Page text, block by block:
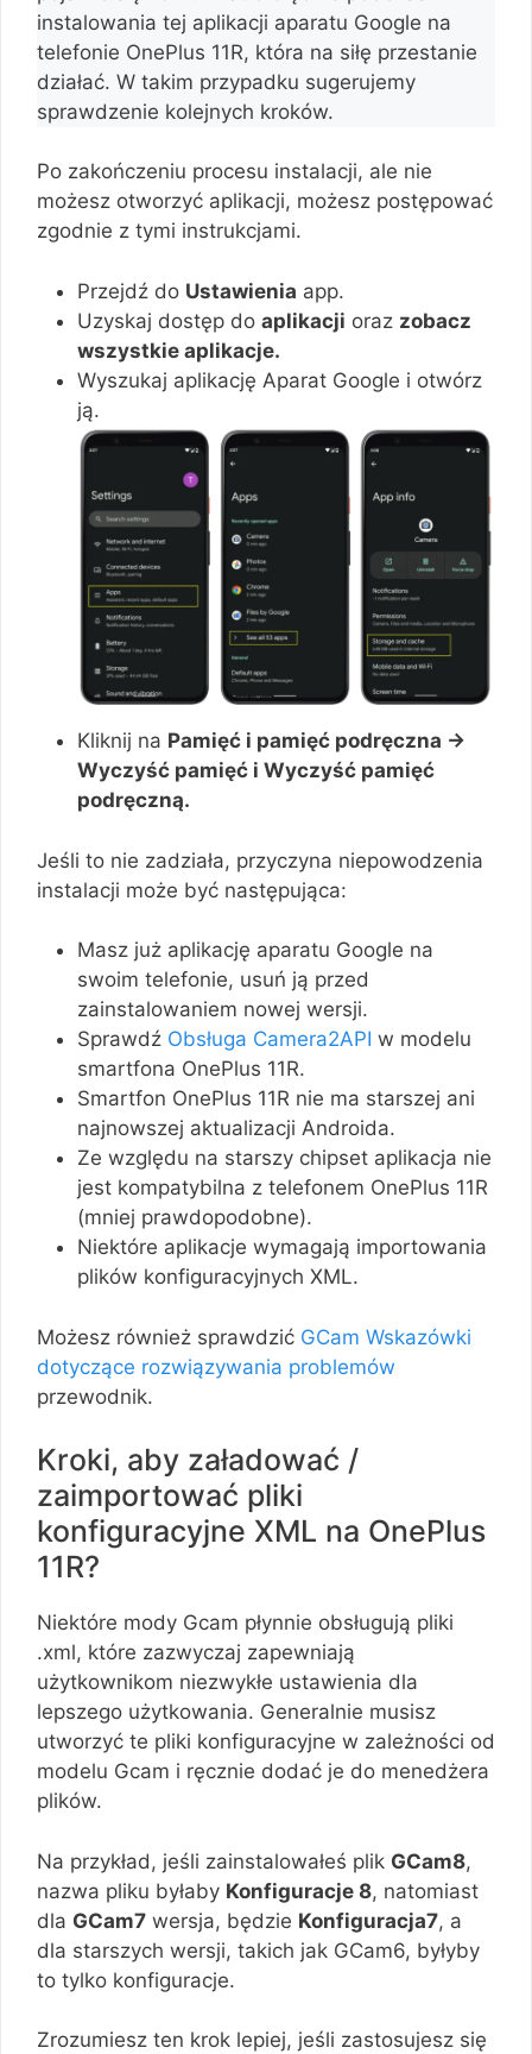
instalowania tej aplikacji aparatu Google na
telefonie OnePlus 11R, która na siłę przestanie
działać. W takim przypadku sugerujemy
sprawdzenie kolejnych kroków.
Po zakończeniu procesu instalacji, ale nie
możesz otworzyć aplikacji, możesz postępować
zgodnie z tymi instrukcjami.
Przejdź do Ustawienia app.
Uzyskaj dostęp do aplikacji oraz zobacz
wszystkie aplikacje.
Wyszukaj aplikację Aparat Google i otwórz
ją.
Kliknij na Pamięć i pamięć podręczna →
Wyczyść pamięć i Wyczyść pamięć
podręczną.
Jeśli to nie zadziała, przyczyna niepowodzenia
instalacji może być następująca:
Masz już aplikację aparatu Google na
swoim telefonie, usuń ją przed
zainstalowaniem nowej wersji.
Sprawdź Obsługa Camera2API w modelu
smartfona OnePlus 11R.
Smartfon OnePlus 11R nie ma starszej ani
najnowszej aktualizacji Androida.
Ze względu na starszy chipset aplikacja nie
jest kompatybilna z telefonem OnePlus 11R
(mniej prawdopodobne).
Niektóre aplikacje wymagają importowania
plików konfiguracyjnych XML.
Możesz również sprawdzić GCam Wskazówki
dotyczące rozwiązywania problemów
przewodnik.
Kroki, aby załadować /
zaimportować pliki
konfiguracyjne XML na OnePlus
11R?
Niektóre mody Gcam płynnie obsługują pliki
.xml, które zazwyczaj zapewniają
użytkownikom niezwykłe ustawienia dla
lepszego użytkowania. Generalnie musisz
utworzyć te pliki konfiguracyjne w zależności od
modelu Gcam i ręcznie dodać je do menedżera
plików.
Na przykład, jeśli zainstalowałeś plik GCam8,
nazwa pliku byłaby Konfiguracje 8, natomiast
dla GCam7 wersja, będzie Konfiguracja7, a
dla starszych wersji, takich jak GCam6, byłyby
to tylko konfiguracje.
Zrozumiesz ten krok lepiej, jeśli zastosujesz się